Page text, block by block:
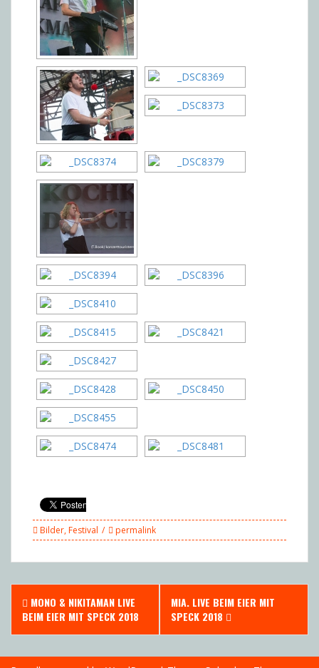
Bilder,Festival permalink
Post
navigation
MONO & NIKITAMAN LIVE
BEIM EIER MIT SPECK 2018
MIA. LIVE BEIM EIER MIT
SPECK 2018